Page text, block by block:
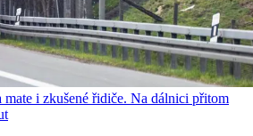
i zkušené řidiče. Na dálnici přitom